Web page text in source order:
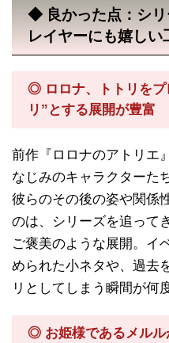
◆ 良かった点：シ
レイヤーにも嬉しい
◎ ロロナ、トトリをプ
リ”とする展開が豊富
前作『ロロナのアトリエ
なじみのキャラクターた
彼らのその後の姿や関係
のは、シリーズを追って
ご褒美のような展開。イ
められた小ネタや、過去
リとしてしまう瞬間が何
◎ お姫様であるメルル